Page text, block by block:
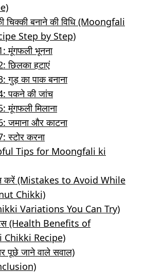
चिक्की बनाने की विधि (Moongfali
Step by Step)
मूंगफली भूनना
छिलका हटाएं
गुड़ का पाक बनाना
पकने की जांच
मूंगफली मिलाना
जमाना और काटना
स्टोर करना
Tips for Moongfali ki
न करें (Mistakes to Avoid While
Chikki)
Variations You Can Try)
(Health Benefits of
Recipe)
पूछे जाने वाले सवाल)